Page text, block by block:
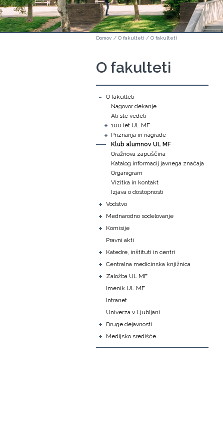
Domov / O fakulteti / O fakulteti
O fakulteti
-
O fakulteti
Nagovor dekanje
Ali ste vedeli
+ 100 let UL MF
+ Priznanja in nagrade
Klub alumnov UL MF
Oražnova zapuščina
Katalog informacij javnega značaja
Organigram
Vizitka in kontakt
Izjava o dostopnosti
+ Vodstvo
+ Mednarodno sodelovanje
+
Komisije
Pravni akti
+ Katedre, inštituti in centri
+ Centralna medicinska knjižnica
+
Založba UL MF
Imenik UL MF
Intranet
Univerza v Ljubljani
+ Druge dejavnosti
+ Medijsko središče